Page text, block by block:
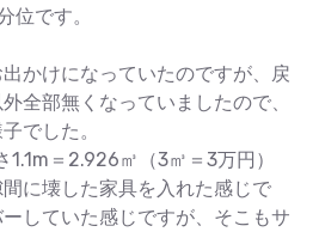
位です。
かけになっていたのですが、戻
全部無くなっていましたので、
でした。
＝2.926㎥（3㎥＝3万円）
に壊した家具を入れた感じで
していた感じですが、そこもサ